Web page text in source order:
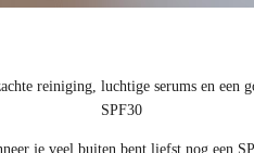
reiniging, luchtige serums en een
SPF30
je veel buiten bent liefst nog een